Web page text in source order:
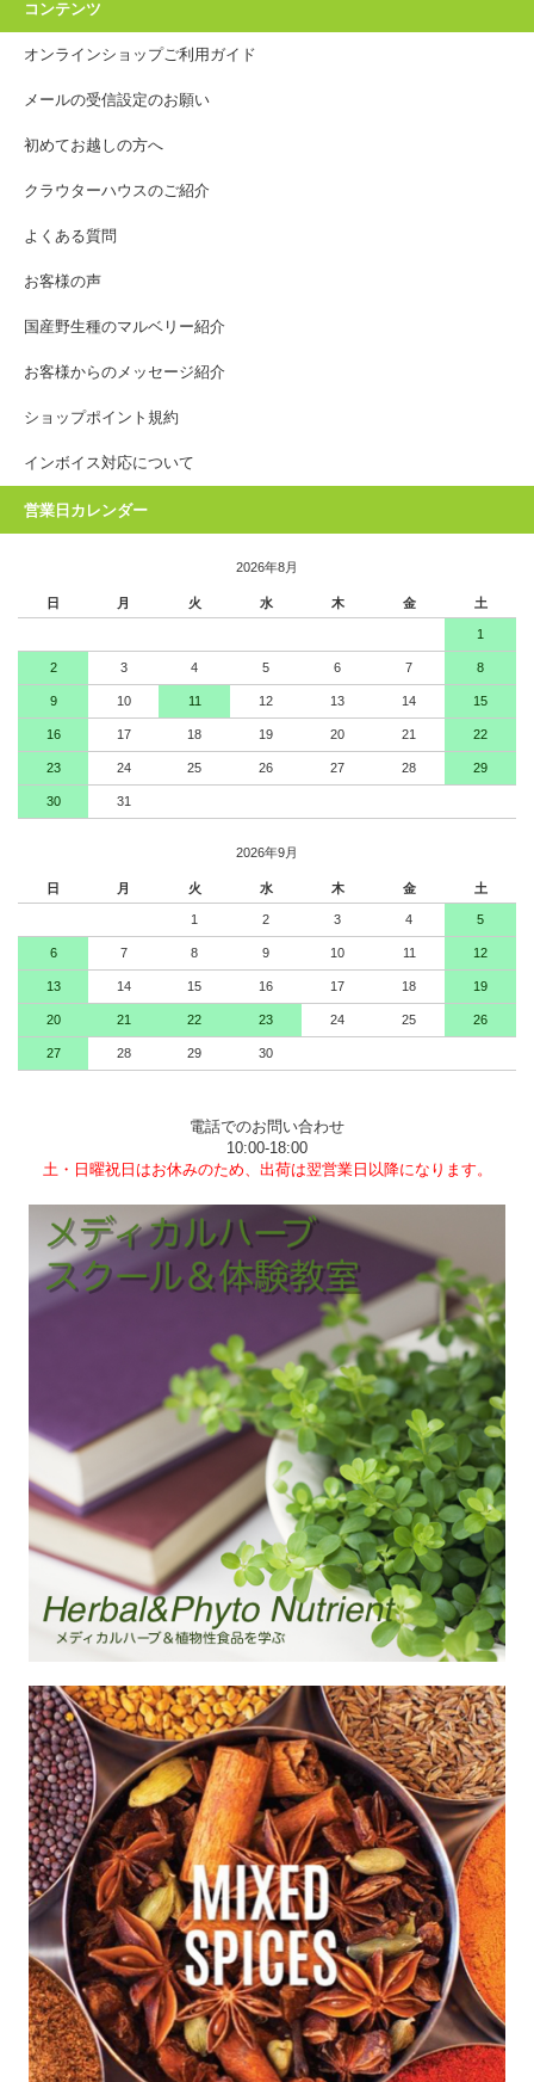
コンテンツ
オンラインショップご利用ガイド
メールの受信設定のお願い
初めてお越しの方へ
クラウターハウスのご紹介
よくある質問
お客様の声
国産野生種のマルベリー紹介
お客様からのメッセージ紹介
ショップポイント規約
インボイス対応について
営業日カレンダー
2026年8月
日 月 火 水 木 金 土
1
2 3 4 5 6 7 8
9 10 11 12 13 14 15
16 17 18 19 20 21 22
23 24 25 26 27 28 29
30 31
2026年9月
日 月 火 水 木 金 土
1 2 3 4 5
6 7 8 9 10 11 12
13 14 15 16 17 18 19
20 21 22 23 24 25 26
27 28 29 30
電話でのお問い合わせ
10:00-18:00
土・日曜祝日はお休みのため、出荷は翌営業日以降になります。